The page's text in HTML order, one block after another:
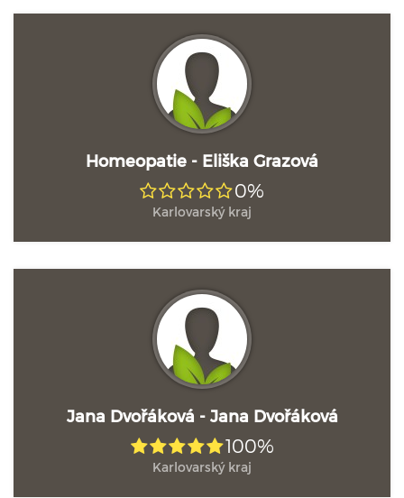
Homeopatie - Eliška Grazová
0%
Karlovarský kraj
Jana Dvořáková - Jana Dvořáková
100%
Karlovarský kraj